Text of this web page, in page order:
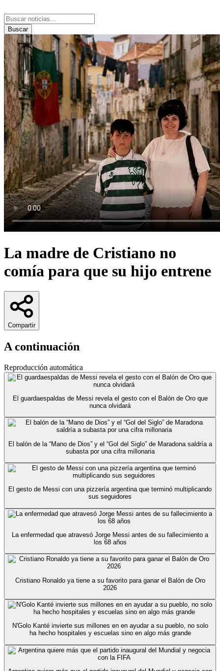
Buscar
La madre de Cristiano no
comía para que su hijo entrene
Compartir
A continuación
Reproducción automática
El guardaespaldas de Messi revela el gesto con el Balón de Oro que
nunca olvidará
El balón de la “Mano de Dios” y el “Gol del Siglo” de Maradona saldría a
subasta por una cifra millonaria
El gesto de Messi con una pizzería argentina que terminó multiplicando
sus seguidores
La enfermedad que atravesó Jorge Messi antes de su fallecimiento a
los 68 años
Cristiano Ronaldo ya tiene a su favorito para ganar el Balón de Oro
2026
N'Golo Kanté invierte sus millones en en ayudar a su pueblo, no solo
ha hecho hospitales y escuelas sino en algo más grande